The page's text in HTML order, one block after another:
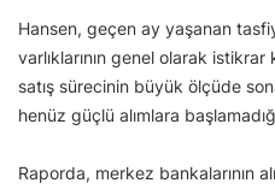
Hansen, geçen ay yaşanan
varlıklarının genel olarak
satış sürecinin büyük ölçüde
henüz güçlü alımlara
Raporda, merkez bankalarının